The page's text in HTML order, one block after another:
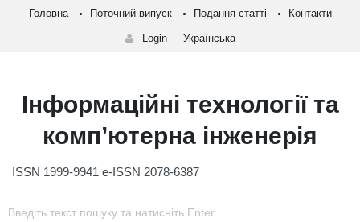
Головна Поточний випуск Подання статті Контакти
Login Українська
Інформаційні технології та
комп’ютерна інженерія
ISSN 1999-9941 e-ISSN 2078-6387